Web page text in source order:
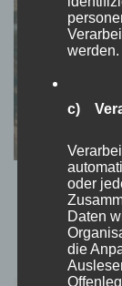
Genuss
30. Juli 2026
werden.
c)
oder
Daten
die